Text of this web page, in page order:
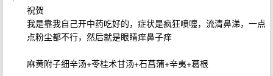
祝贺
我是靠我自己开中药吃好的，症状是疯狂喷嚏，流清鼻涕，一点
点粉尘都不行，然后就是眼睛痒鼻子痒
麻黄附子细辛汤+苓桂术甘汤+石菖蒲+辛夷+葛根